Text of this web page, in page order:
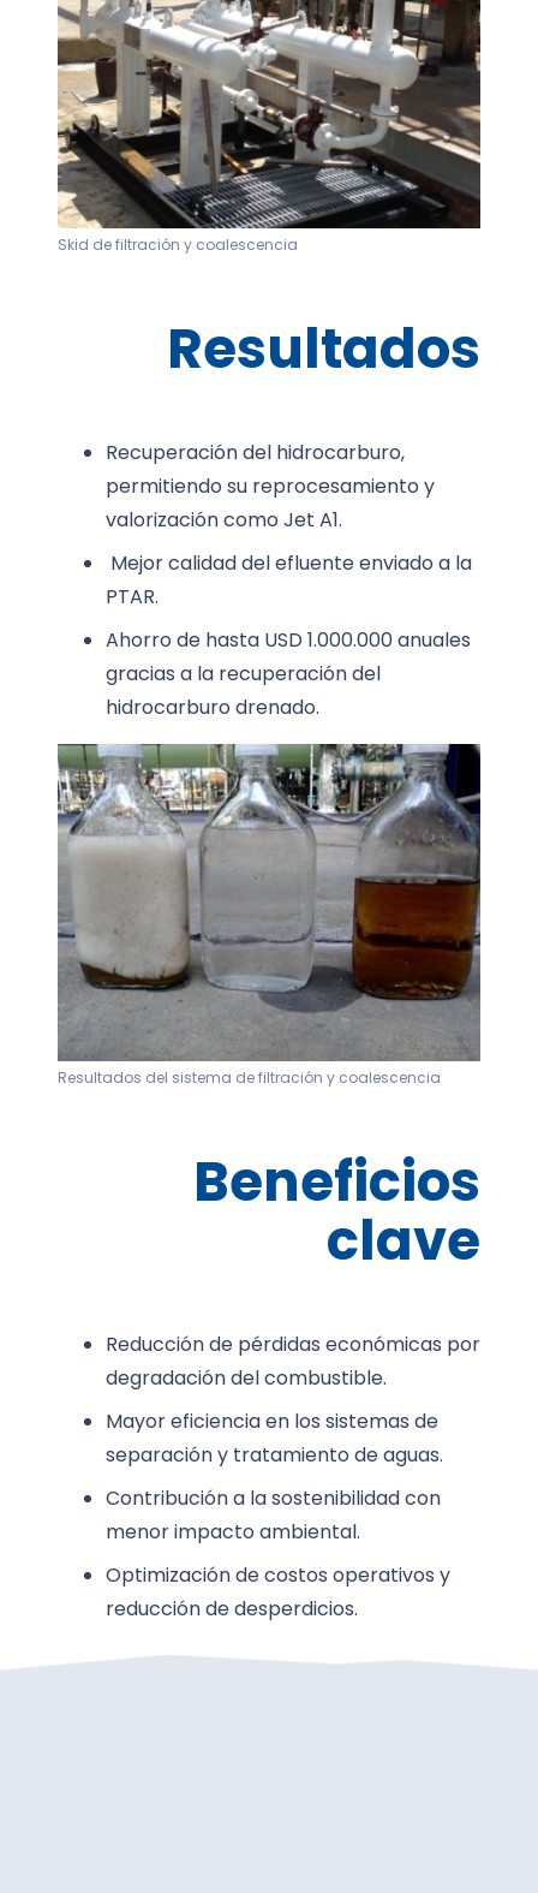
Skid de filtración y coalescencia
Resultados
Recuperación del hidrocarburo,
permitiendo su reprocesamiento y
valorización como Jet A1.
Mejor calidad del efluente enviado a la
PTAR.
Ahorro de hasta USD 1.000.000 anuales
gracias a la recuperación del
hidrocarburo drenado.
Resultados del sistema de filtración y coalescencia
Beneficios
clave
Reducción de pérdidas económicas por
degradación del combustible.
Mayor eficiencia en los sistemas de
separación y tratamiento de aguas.
Contribución a la sostenibilidad con
menor impacto ambiental.
Optimización de costos operativos y
reducción de desperdicios.